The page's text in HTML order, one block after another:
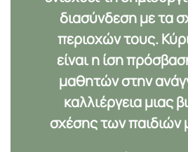
διασύνδεση με τα
περιοχών τους.
είναι ηίση
μαθητών στην
καλλιέργεια μιας
σχέσηςτων παιδιών